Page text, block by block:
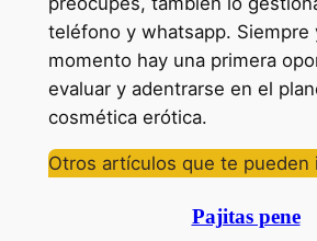
teléfono y whatsapp. Siempre
momento hay una primera
evaluar y adentrarse en el
cosmética erótica.
Otros artículos que te pueden
Pajitas pene